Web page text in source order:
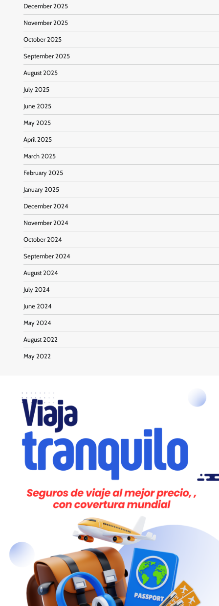
December 2025
November 2025
October 2025
September 2025
August 2025
July 2025
June 2025
May 2025
April 2025
March 2025
February 2025
January 2025
December 2024
November 2024
October 2024
September 2024
August 2024
July 2024
June 2024
May 2024
August 2022
May 2022